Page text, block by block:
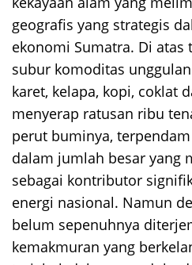
geografis yang strategis
ekonomi Sumatra. Di atas
subur komoditas
karet, kelapa, kopi, coklat
menyerap ratusan ribu
perut buminya,
dalam jumlah besar yang
sebagai kontributor
energi nasional. Namun
belum sepenuhnya
kemakmuran yang